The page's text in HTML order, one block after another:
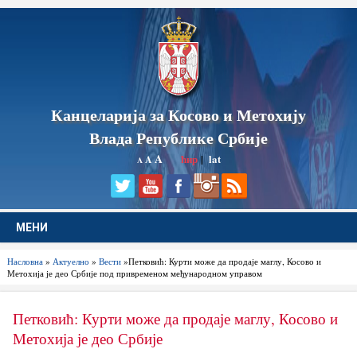
Канцеларија за Косово и Метохију
Влада Републике Србије
A AA ћир|lat
МЕНИ
Насловна» Актуелно » Вести»Петковић: Курти може да продаје маглу, Косово и
Метохија је део Србије под привременом међународном управом
Петковић: Курти може да продаје маглу, Косово и
Метохија је део Србије